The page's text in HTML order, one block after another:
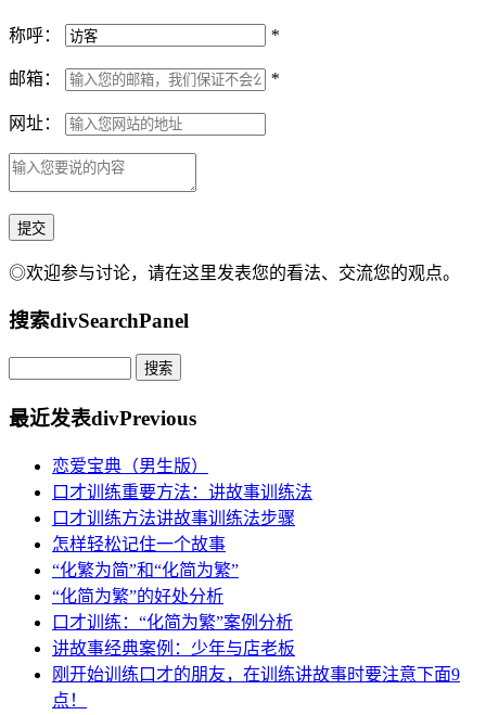
称呼： *
邮箱： *
网址：
◎欢迎参与讨论，请在这里发表您的看法、交流您的观点。
搜索divSearchPanel
最近发表divPrevious
恋爱宝典（男生版）
口才训练重要方法：讲故事训练法
口才训练方法讲故事训练法步骤
怎样轻松记住一个故事
“化繁为简”和“化简为繁”
“化简为繁”的好处分析
口才训练：“化简为繁”案例分析
讲故事经典案例：少年与店老板
刚开始训练口才的朋友，在训练讲故事时要注意下面9
点！